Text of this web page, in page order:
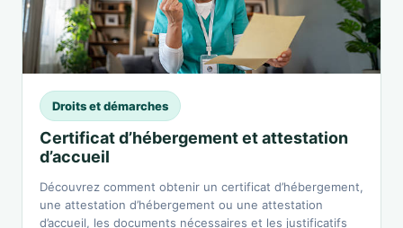
Droits et démarches
Certificat d’hébergement et attestation
d’accueil
Découvrez comment obtenir un certificat d’hébergement,
une attestation d’hébergement ou une attestation
d’accueil, les documents nécessaires et les justificatifs